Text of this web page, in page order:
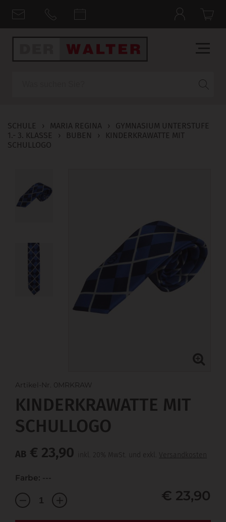
SCHULE › MARIA REGINA ›
GYMNASIUM UNTERSTUFE
1.- 3. KLASSE
› BUBEN ›
KINDERKRAWATTE MIT
SCHULLOGO
Artikel-Nr. 0MRKRAW
KINDERKRAWATTE MIT
SCHULLOGO
AB € 23,90 inkl. 20% MwSt. und exkl. Versandkosten
Farbe: ---
€ 23,90